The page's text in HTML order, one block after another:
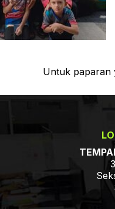
Untuk paparan